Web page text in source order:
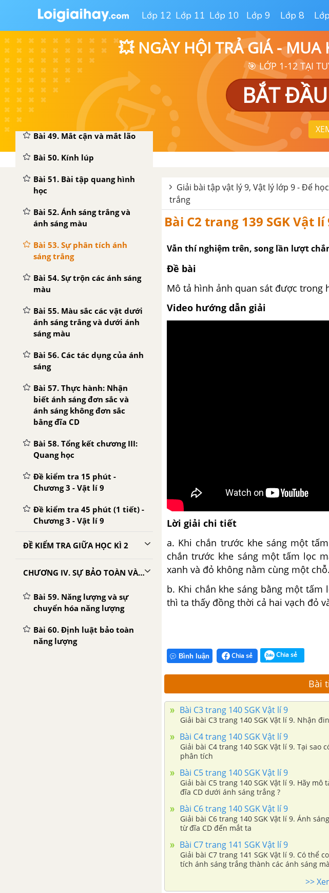
Lớp 12 Lớp 11 Lớp 10 Lớp 9 Lớp 8
💥 NGÀY HỘI TRẢ GIÁ - MUA
🎯 LỚP 1-12 TẠI
BẮT
Bài 45. Ảnh của một vật tạo
Bài 46. Thực hành: Đo tiêu
cự của thấu kính hội tụ
Bài 47. Sự tạo ảnh trong máy
ảnh
Bài 48. Mắt
Bài 49. Mắt cận và mắt lão
Bài 50. Kính lúp
Bài 51. Bài tập quang hình
học
Bài 52. Ánh sáng trắng và
ánh sáng màu
Bài 53. Sự phân tích ánh
sáng trắng
Bài 54. Sự trộn các ánh sáng
màu
Bài 55. Màu sắc các vật dưới
ánh sáng trắng và dưới ánh
sáng màu
Bài 56. Các tác dụng của ánh
sáng
Bài 57. Thực hành: Nhận
biết ánh sáng đơn sắc và
ánh sáng không đơn sắc
bằng đĩa CD
Bài 58. Tổng kết chương III:
Quang học
Đề kiểm tra 15 phút -
Chương 3 - Vật lí 9
Đề kiểm tra 45 phút (1 tiết) -
Chương 3 - Vật lí 9
ĐỀ KIỂM TRA GIỮA HỌC KÌ 2
CHƯƠNG IV. SỰ BẢO TOÀN VÀ CHUYỂN HÓA NĂNG LƯỢNG
Bài 59. Năng lượng và sự
chuyển hóa năng lượng
Bài 60. Định luật bảo toàn
năng lượng
Giải bài tập vật lý 9, Vật lý lớp 9 - Để
trắng
Bài C2 trang 139 SGK Vật lí
Vẫn thí nghiệm trên, song lần lượt
Đề bài
Mô tả hình ảnh quan sát được trong
Video hướng dẫn giải
Lời giải chi tiết
a. Khi chắn trước khe sáng một
chắn trước khe sáng một tấm lọc
xanh và đỏ không nằm cùng một chỗ.
b. Khi chắn khe sáng bằng một
thì ta thấy đồng thời cả hai vạch đỏ
Bình luận Chia sẻ Chia sẻ
Bài
Bài C3 trang 140 SGK Vật lí 9
Giải bài C3 trang 140 SGK Vật lí 9. Nhận
Bài C4 trang 140 SGK Vật lí 9
Giải bài C4 trang 140 SGK Vật lí 9. Tại
phân tích
Bài C5 trang 140 SGK Vật lí 9
Giải bài C5 trang 140 SGK Vật lí 9. Hãy
đĩa CD dưới ánh sáng trắng ?
Bài C6 trang 140 SGK Vật lí 9
Giải bài C6 trang 140 SGK Vật lí 9. Ánh
từ đĩa CD đến mắt ta
Bài C7 trang 141 SGK Vật lí 9
Giải bài C7 trang 141 SGK Vật lí 9. Có thể
tích ánh sáng trắng thành các ánh sáng
>>